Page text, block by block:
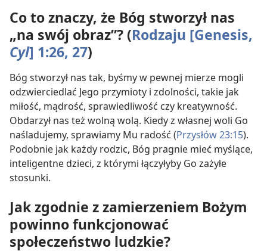
Co to znaczy, że Bóg stworzył nas
„na swój obraz”? (Rodzaju [Genesis,
Cyl] 1:26, 27)
Bóg stworzył nas tak, byśmy w pewnej mierze mogli
odzwierciedlać Jego przymioty i zdolności, takie jak
miłość, mądrość, sprawiedliwość czy kreatywność.
Obdarzył nas też wolną wolą. Kiedy z własnej woli Go
naśladujemy, sprawiamy Mu radość (Przysłów 23:15).
Podobnie jak każdy rodzic, Bóg pragnie mieć myślące,
inteligentne dzieci, z którymi łączyłyby Go zażyłe
stosunki.
Jak zgodnie z zamierzeniem Bożym
powinno funkcjonować
społeczeństwo ludzkie?